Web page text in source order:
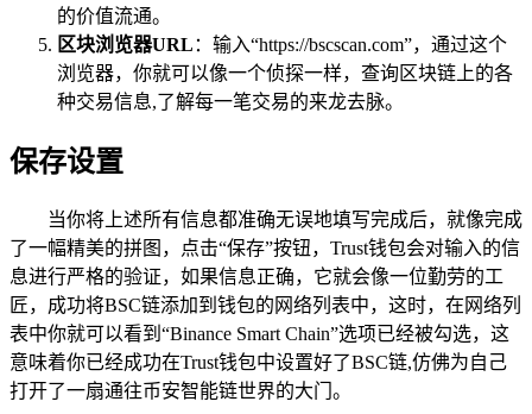
的价值流通。
区块浏览器URL ：输入“https://bscscan.com”，通过这个
浏览器，你就可以像一个侦探一样，查询区块链上的各
种交易信息,了解每一笔交易的来龙去脉。
保存设置
当你将上述所有信息都准确无误地填写完成后，就像完成
了一幅精美的拼图，点击“保存”按钮，Trust钱包会对输入的信
息进行严格的验证，如果信息正确，它就会像一位勤劳的工
匠，成功将BSC链添加到钱包的网络列表中，这时，在网络列
表中你就可以看到“Binance Smart Chain”选项已经被勾选，这
意味着你已经成功在Trust钱包中设置好了BSC链,仿佛为自己
打开了一扇通往币安智能链世界的大门。